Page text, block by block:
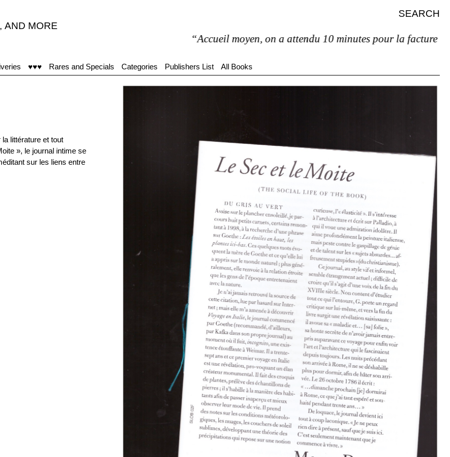
SEARCH
, AND MORE
“Accueil moyen, on a attendu 10 minutes pour la facture et pas
♥♥♥ Rares and Specials Categories Publishers List All Books
littérature et tout
», le journal intime se
sur les liens entre